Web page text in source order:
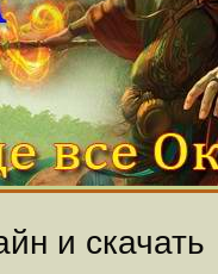
и скачать